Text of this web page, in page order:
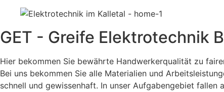
GET - Greife Elektrotechnik
Hier bekommen Sie bewährte Handwerkerqualität zu
Bei uns bekommen Sie alle Materialien und
schnell und gewissenhaft. In unser Aufgabengebiet fallen